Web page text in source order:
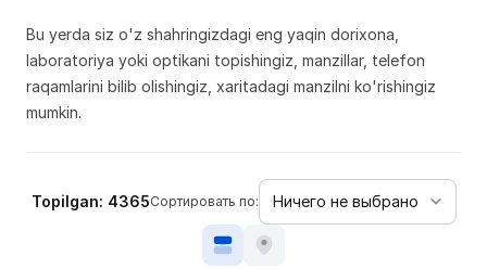
Bu yerda siz o'z shahringizdagi eng yaqin dorixona,
laboratoriya yoki optikani topishingiz, manzillar, telefon
raqamlarini bilib olishingiz, xaritadagi manzilni ko'rishingiz
mumkin.
Topilgan: 4365Сортировать по: